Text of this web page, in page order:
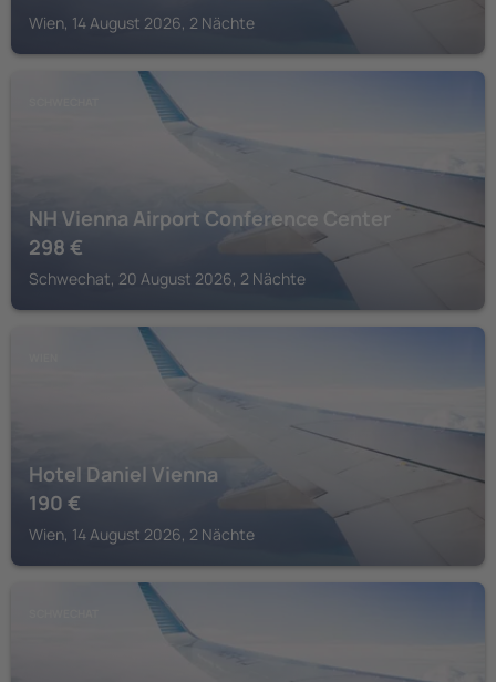
Wien, 14 August 2026, 2 Nächte
NH Vienna Airport Conference Center
298 €
Schwechat, 20 August 2026, 2 Nächte
Hotel Daniel Vienna
190 €
Wien, 14 August 2026, 2 Nächte